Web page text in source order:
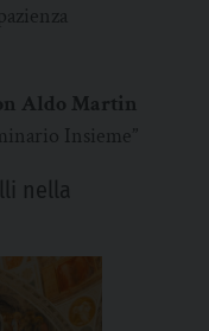
Aldo Martin
Insieme”
nella